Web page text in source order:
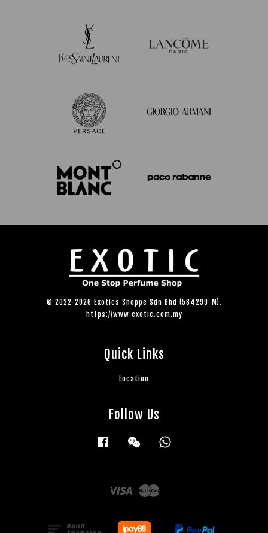
© 2022-2026 Exotics Shoppe Sdn Bhd (584299-M).
https://www.exotic.com.my
Quick Links
Location
Follow Us
Facebook Wechat
Visa